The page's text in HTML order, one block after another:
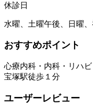
休診日
水曜、土曜午後、日曜、
おすすめポイント
心療内科・内科・リハ
宝塚駅徒歩１分
ユーザーレビュー